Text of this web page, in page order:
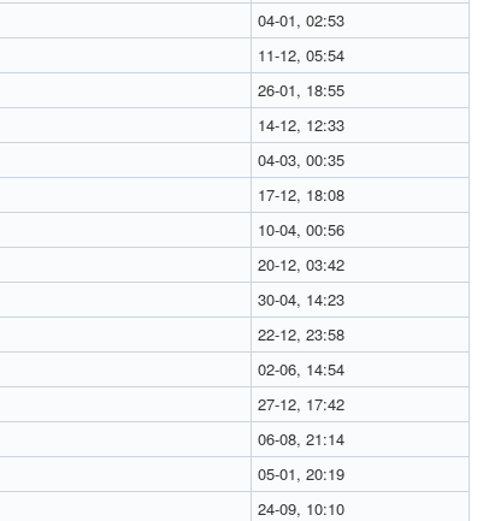
04-01, 02:53
11-12, 05:54
26-01, 18:55
14-12, 12:33
04-03, 00:35
17-12, 18:08
10-04, 00:56
20-12, 03:42
30-04, 14:23
22-12, 23:58
02-06, 14:54
27-12, 17:42
06-08, 21:14
05-01, 20:19
24-09, 10:10